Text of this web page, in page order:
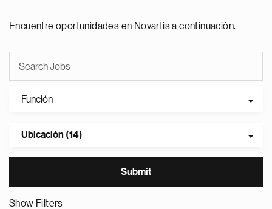
Encuentre oportunidades en Novartis a continuación.
Función
Ubicación (14)
Show Filters